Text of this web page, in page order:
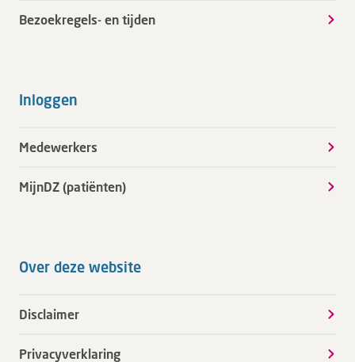
Bezoekregels- en tijden
Inloggen
Medewerkers
MijnDZ (patiënten)
Over deze website
Disclaimer
Privacyverklaring